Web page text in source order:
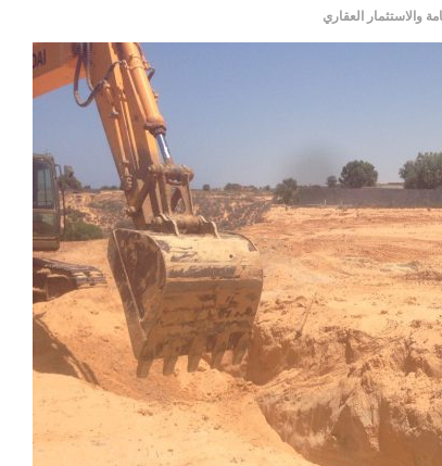
والاستثمار العقاري